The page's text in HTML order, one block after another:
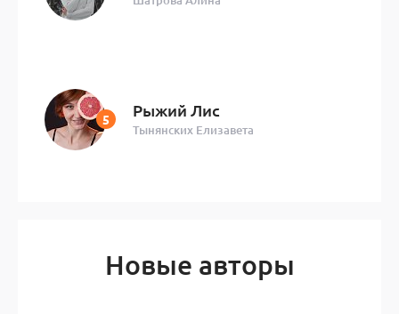
Рыжий Лис
Тынянских Елизавета
Новые авторы